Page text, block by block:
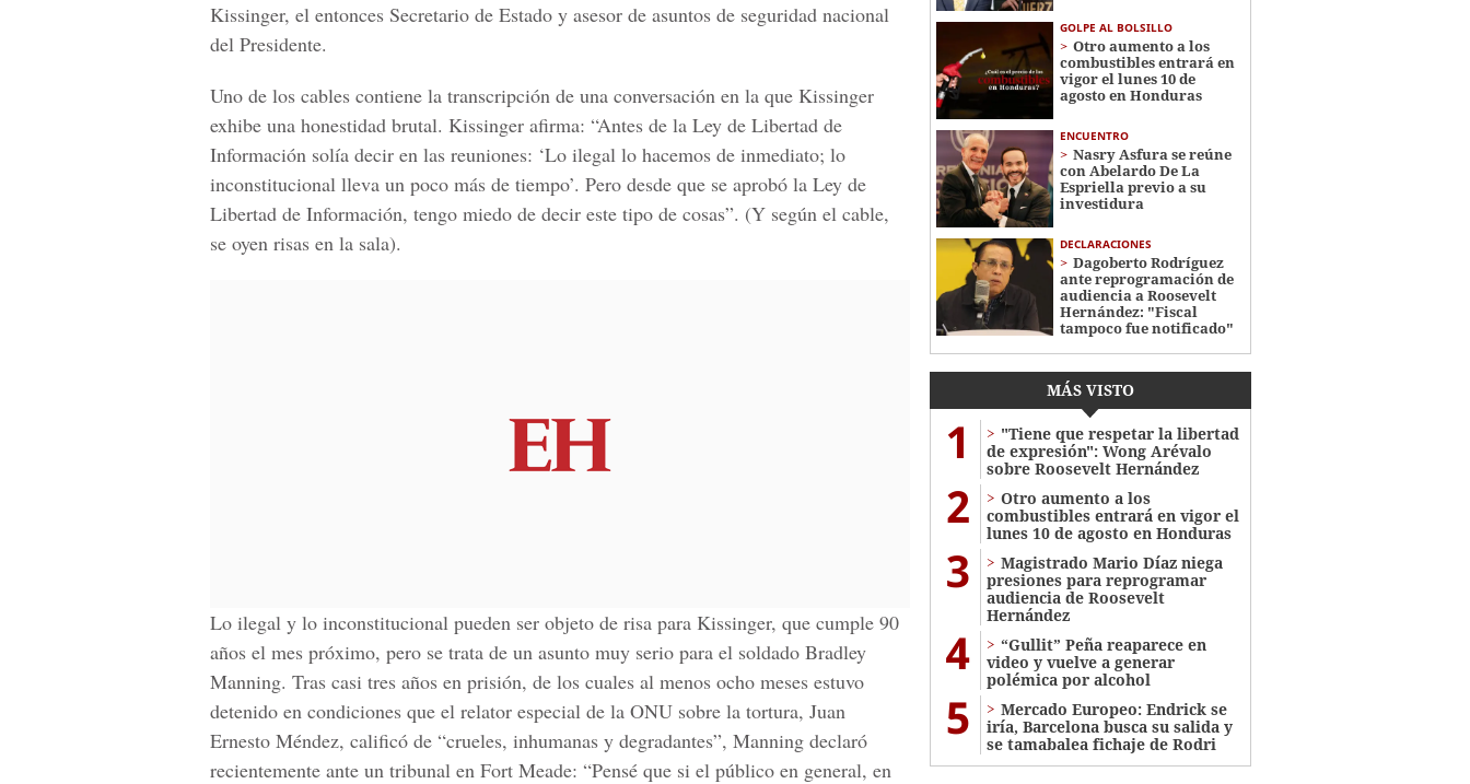
Kissinger, el entonces Secretario de Estado y asesor de asuntos de seguridad nacional
del Presidente.
Uno de los cables contiene la transcripción de una conversación en la que Kissinger
exhibe una honestidad brutal. Kissinger afirma: “Antes de la Ley de Libertad de
Información solía decir en las reuniones: ‘Lo ilegal lo hacemos de inmediato; lo
inconstitucional lleva un poco más de tiempo’. Pero desde que se aprobó la Ley de
Libertad de Información, tengo miedo de decir este tipo de cosas”. (Y según el cable,
se oyen risas en la sala).
Lo ilegal y lo inconstitucional pueden ser objeto de risa para Kissinger, que cumple 90
años el mes próximo, pero se trata de un asunto muy serio para el soldado Bradley
Manning. Tras casi tres años en prisión, de los cuales al menos ocho meses estuvo
detenido en condiciones que el relator especial de la ONU sobre la tortura, Juan
Ernesto Méndez, calificó de “crueles, inhumanas y degradantes”, Manning declaró
recientemente ante un tribunal en Fort Meade: “Pensé que si el público en general, en
GOLPE AL BOLSILLO
Otro aumento a los
combustibles entrará en
vigor el lunes 10 de
agosto en Honduras
ENCUENTRO
Nasry Asfura se reúne
con Abelardo De La
Espriella previo a su
investidura
DECLARACIONES
Dagoberto Rodríguez
ante reprogramación de
audiencia a Roosevelt
Hernández: "Fiscal
tampoco fue notificado"
MÁS VISTO
1
"Tiene que respetar la libertad
de expresión": Wong Arévalo
sobre Roosevelt Hernández
2
Otro aumento a los
combustibles entrará en vigor el
lunes 10 de agosto en Honduras
3
Magistrado Mario Díaz niega
presiones para reprogramar
audiencia de Roosevelt
Hernández
4
“Gullit” Peña reaparece en
video y vuelve a generar
polémica por alcohol
5
Mercado Europeo: Endrick se
iría, Barcelona busca su salida y
se tamabalea fichaje de Rodri